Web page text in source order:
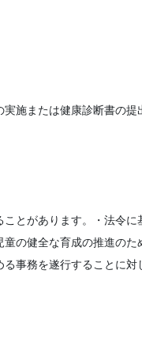
施または健康診断書の提
とがあります。・法令に
の健全な育成の推進のた
事務を遂行することに対